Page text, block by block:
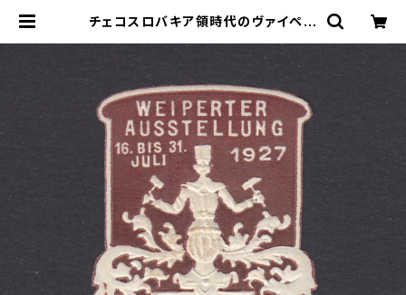
チェコスロバキア領時代のヴァイペル
年 | ヤングスタンプのネットショップ
| Young Stamp